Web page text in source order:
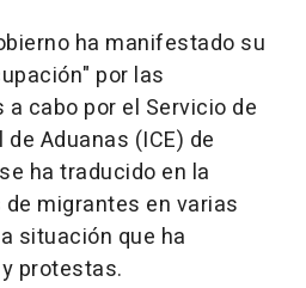
ha manifestado su
por las
cabo por el Servicio de
Aduanas (ICE) de
ha traducido en la
migrantes en varias
situación que ha
protestas.